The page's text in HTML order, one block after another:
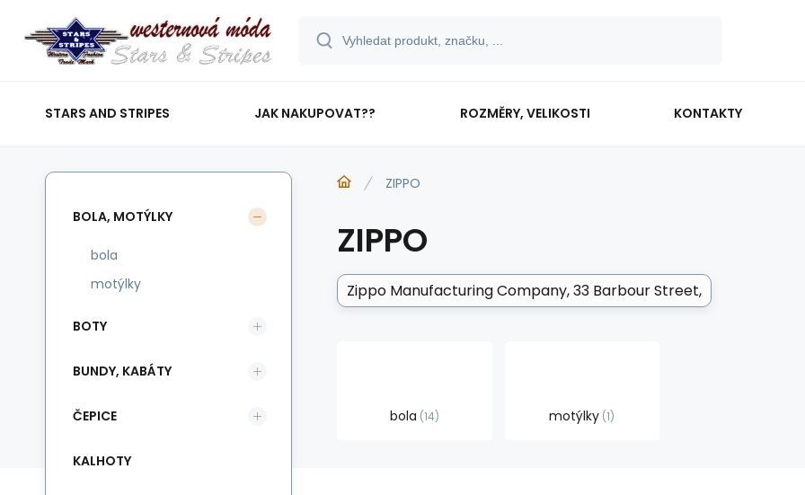
STARS AND STRIPES JAK NAKUPOVAT?? ROZMĚRY, VELIKOSTI KONTAKTY
ZIPPO
ZIPPO
Zippo Manufacturing Company 33 Barbour Street
bola 14 motýlky 1
BOLA, MOTÝLKY
bola
motýlky
BOTY
BUNDY, KABÁTY
ČEPICE
KALHOTY